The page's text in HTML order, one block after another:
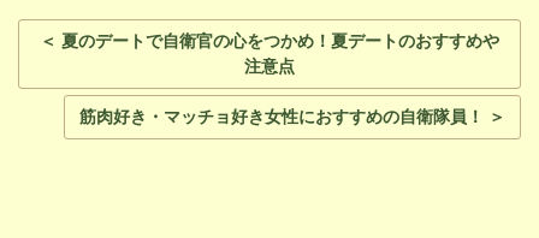
＜ 夏のデートで自衛官の心をつかめ！夏デートのおすすめや
注意点
筋肉好き・マッチョ好き女性におすすめの自衛隊員！ ＞